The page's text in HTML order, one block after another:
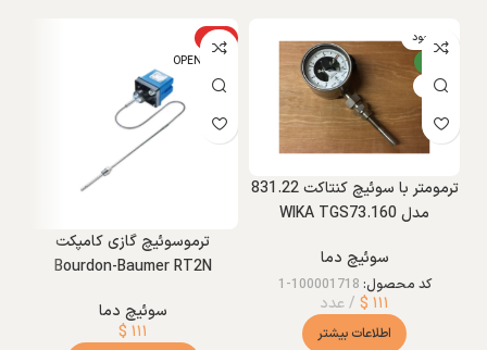
ناموجود
NEW
ترمومتر با سوئیچ کنتاکت 831.22
مدل WIKA TGS73.160
سوئیچ دما
کد محصول: 100001718-1
$ ۱۱۱ عدد
اطلاعات بیشتر
ویژه
OPEN BOX
ترموسوئیچ گازی کامپکت
Bourdon-Baumer RT2N
سوئیچ دما
$ ۱۱۱